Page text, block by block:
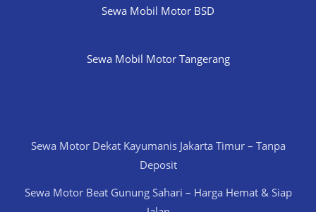
Sewa Mobil Motor BSD
Sewa Mobil Motor Tangerang
Sewa Motor Dekat Kayumanis Jakarta Timur – Tanpa
Deposit
Sewa Motor Beat Gunung Sahari – Harga Hemat & Siap